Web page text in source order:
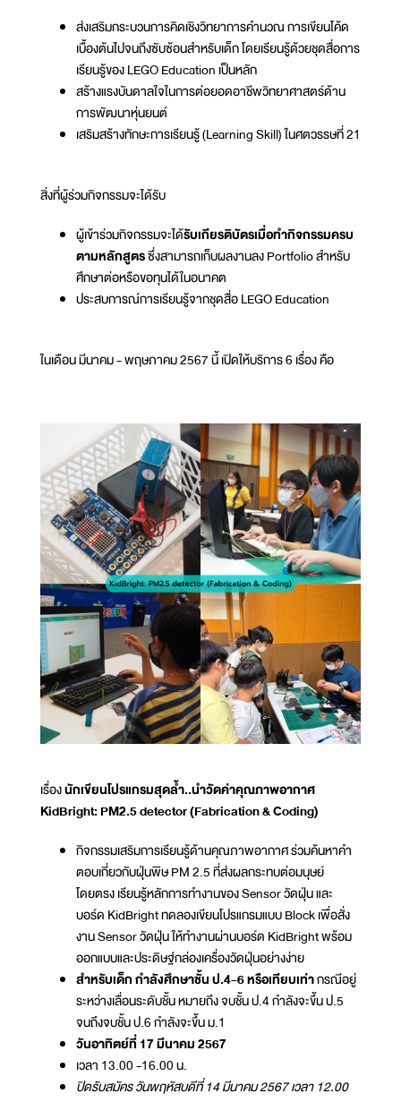
ส่งเสริมกระบวนการคิดเชิงวิทยาการคำนวณ การเขียนโค้ด
เบื้องต้นไปจนถึงซับซ้อนสำหรับเด็ก โดยเรียนรู้ด้วยชุดสื่อการ
เรียนรู้ของ LEGO Education เป็นหลัก
สร้างแรงบันดาลใจในการต่อยอดอาชีพวิทยาศาสตร์ด้าน
การพัฒนาหุ่นยนต์
เสริมสร้างทักษะการเรียนรู้ (Learning Skill) ในศตวรรษที่ 21
สิ่งที่ผู้ร่วมกิจกรรมจะได้รับ
ผู้เข้าร่วมกิจกรรมจะได้รับเกียรติบัตรเมื่อทำกิจกรรมครบ
ตามหลักสูตรซึ่งสามารถเก็บผลงานลง Portfolio สำหรับ
ศึกษาต่อหรือขอทุนได้ในอนาคต
ประสบการณ์การเรียนรู้จากชุดสื่อ LEGO Education
ในเดือน มีนาคม - พฤษภาคม 2567 นี้ เปิดให้บริการ 6 เรื่อง คือ
เรื่องนักเขียนโปรแกรมสุดล้ำ..นำวัดค่าคุณภาพอากาศ
KidBright: PM2.5 detector (Fabrication & Coding)
กิจกรรมเสริมการเรียนรู้ด้านคุณภาพอากาศ ร่วมค้นหาคำ
ตอบเกี่ยวกับฝุ่นพิษ PM 2.5 ที่ส่งผลกระทบต่อมนุษย์
โดยตรง เรียนรู้หลักการทำงานของ Sensor วัดฝุ่น และ
บอร์ด KidBright ทดลองเขียนโปรแกรมแบบ Block เพื่อสั่ง
งาน Sensor วัดฝุ่น ให้ทำงานผ่านบอร์ด KidBright พร้อม
ออกแบบและประดิษฐ์กล่องเครื่องวัดฝุ่นอย่างง่าย
สำหรับเด็ก กำลังศึกษาชั้น ป.4-6 หรือเทียบเท่ากรณีอยู่
ระหว่างเลื่อนระดับชั้น หมายถึง จบชั้น ป.4 กำลังจะขึ้น ป.5
จนถึงจบชั้น ป.6 กำลังจะขึ้น ม.1
วันอาทิตย์ที่ 17 มีนาคม 2567
เวลา 13.00 -16.00 น.
ปิดรับสมัคร วันพฤหัสบดีที่ 14 มีนาคม 2567 เวลา 12.00